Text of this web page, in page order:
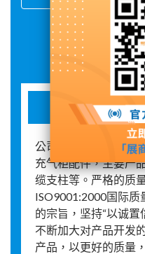
展
环氧树脂产
公司专业开发、研制
充气柜配件，主要产
缆支柱等。严格的质
ISO9001:2000国际质
的宗旨，坚持“以诚置
不断加大对产品开发
产品，以更好的质量